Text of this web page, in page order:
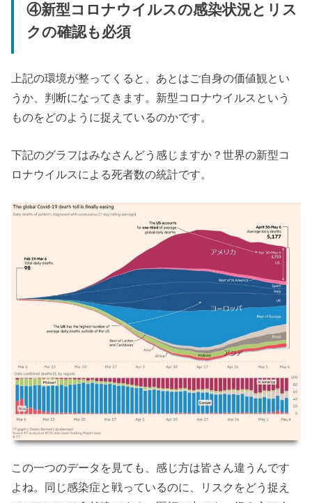
④新型コロナウイルスの感染状況とリス
クの確認も必須
上記の環境が整ってくると、あとはご自身の価値観とい
うか、判断になってきます。新型コロナウイルスという
ものをどのように捉えているのかです。
下記のグラフはみなさんどう感じますか？世界の新型コ
ロナウイルスによる死者数の統計です。
この一つのデータを見ても、感じ方は皆さん違うんです
よね。同じ感染症と戦っているのに、リスクをどう捉え